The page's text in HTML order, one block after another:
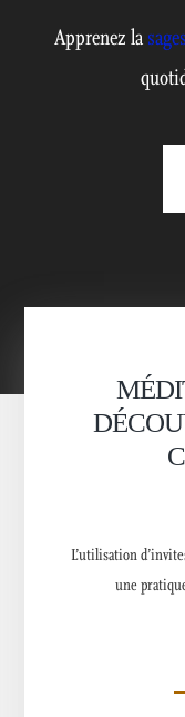
Apprenez la
L’utilisation
une